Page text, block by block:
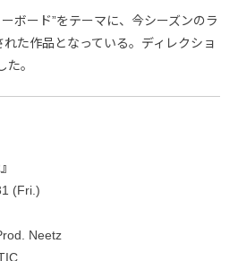
ボード”をテーマに、今シーズンのラ
た作品となっている。ディレクショ
。
(Fri.)
Neetz